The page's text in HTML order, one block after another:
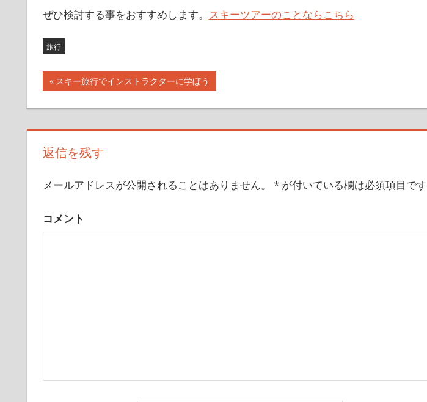
ぜひ検討する事をおすすめします。 スキーツアーのことならこちら
旅行
投
ナ
ゲ
ー
シ
前
記
スキー旅行でインストラクターに学ぼう
返信を残す
メールアドレスが公開されることはありません。 *が付いている欄は必須項目です
コメント